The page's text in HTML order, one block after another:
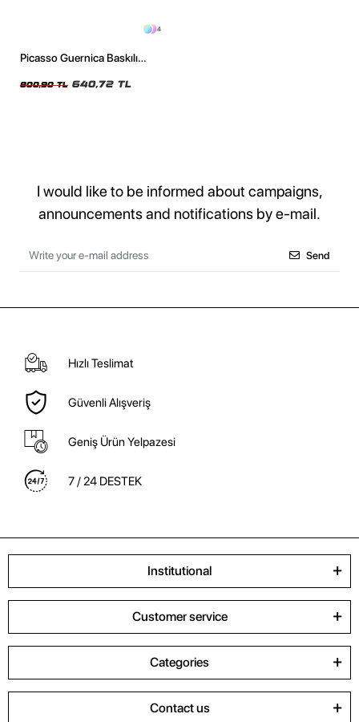
4
Picasso Guernica Baskılı
Tshirt
800,90 TL 640,72 TL
I would like to be informed about campaigns,
announcements and notifications by e-mail.
Send
Hızlı Teslimat
Güvenli Alışveriş
Geniş Ürün Yelpazesi
7 / 24 DESTEK
Institutional
Customer service
Categories
Contact us